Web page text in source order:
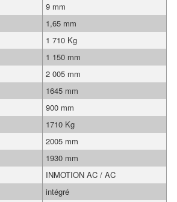
9 mm
1,65 mm
1 710 Kg
1 150 mm
2 005 mm
1645 mm
900 mm
1710 Kg
2005 mm
1930 mm
INMOTION AC / AC
intégré